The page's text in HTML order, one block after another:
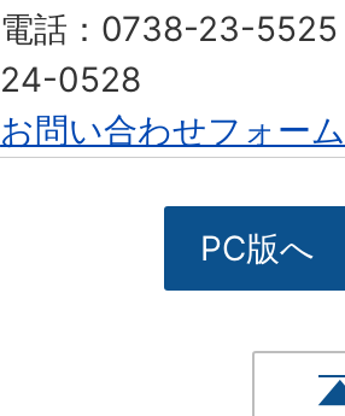
電話：0738-23-
24-0528
お問い合わせフォーム
PC版へ